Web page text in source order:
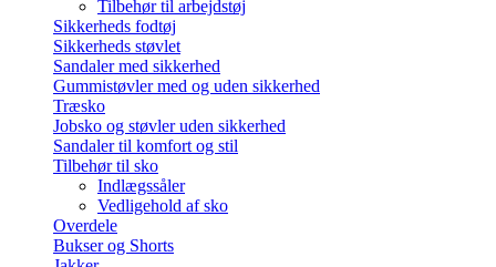
Tilbehør til arbejdstøj
Sikkerheds fodtøj
Sikkerheds støvlet
Sandaler med sikkerhed
Gummistøvler med og uden sikkerhed
Træsko
Jobsko og støvler uden sikkerhed
Sandaler til komfort og stil
Tilbehør til sko
Indlægssåler
Vedligehold af sko
Overdele
Bukser og Shorts